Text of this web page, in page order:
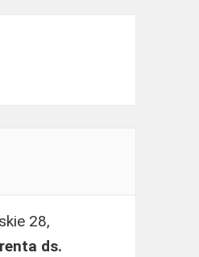
28,
ds.